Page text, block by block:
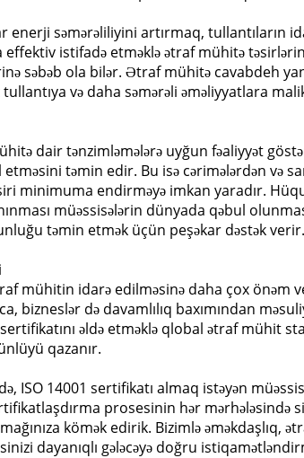
enerji səmərəliliyini artırmaq, tullantıların
istifadə etməklə ətraf mühitə
səbəb ola bilər. Ətraf mühitə cavabdeh
və daha səmərəli əməliyyatlara
dair tənzimləmələrə uyğun fəaliyyət
təmin edir. Bu isə cərimələrdən və
minimuma endirməyə imkan yaradır.
müəssisələrin dünyada qəbul
təmin etmək üçün peşəkar dəstək verir.
mühitin idarə edilməsinə daha çox önəm
bizneslər də davamlılıq baxımından
əldə etməklə qlobal ətraf mühit
qazanır.
ISO 14001 sertifikatı almaq istəyən
prosesinin hər mərhələsində
kömək edirik. Bizimlə əməkdaşlıq,
dayanıqlı gələcəyə doğru